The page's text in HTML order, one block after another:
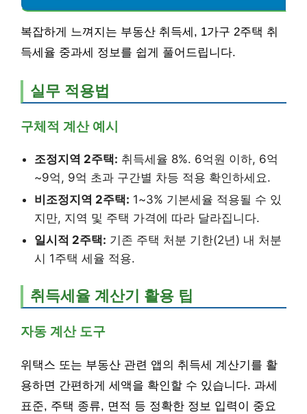
복잡하게 느껴지는 부동산 취득세, 1가구 2주택 취
득세율 중과세 정보를 쉽게 풀어드립니다.
실무 적용법
구체적 계산 예시
조정지역 2주택: 취득세율 8%. 6억원 이하, 6억
~9억, 9억 초과 구간별 차등 적용 확인하세요.
비조정지역 2주택: 1~3% 기본세율 적용될 수 있
지만, 지역 및 주택 가격에 따라 달라집니다.
일시적 2주택: 기존 주택 처분 기한(2년) 내 처분
시 1주택 세율 적용.
취득세율 계산기 활용 팁
자동 계산 도구
위택스 또는 부동산 관련 앱의 취득세 계산기를 활
용하면 간편하게 세액을 확인할 수 있습니다. 과세
표준, 주택 종류, 면적 등 정확한 정보 입력이 중요